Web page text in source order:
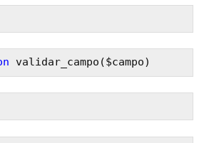
validar_campo($campo)